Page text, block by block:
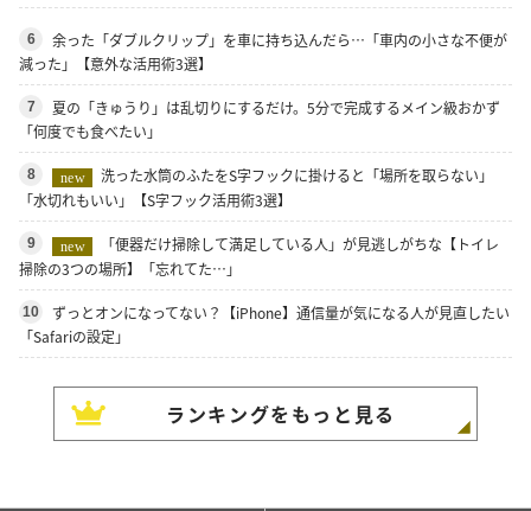
6
余った「ダブルクリップ」を車に持ち込んだら…「車内の小さな不便が
減った」【意外な活用術3選】
7
夏の「きゅうり」は乱切りにするだけ。5分で完成するメイン級おかず
「何度でも食べたい」
8 new
洗った水筒のふたをS字フックに掛けると「場所を取らない」
「水切れもいい」【S字フック活用術3選】
9 new
「便器だけ掃除して満足している人」が見逃しがちな【トイレ
掃除の3つの場所】「忘れてた…」
10
ずっとオンになってない？【iPhone】通信量が気になる人が見直したい
「Safariの設定」
ランキングをもっと見る